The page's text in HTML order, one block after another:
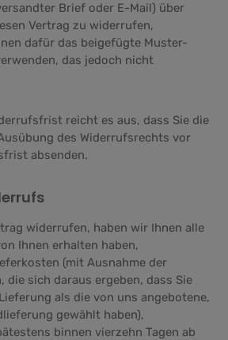
Brief oder E-Mail) über
Vertrag zu widerrufen,
dafür das beigefügte Muster-
das jedoch nicht
reicht es aus, dass Sie die
des Widerrufsrechts vor
absenden.
widerrufen, haben wir Ihnen alle
Ihnen erhalten haben,
(mit Ausnahme der
die sich daraus ergeben, dass Sie
als die von uns angebotene,
gewählt haben),
binnen vierzehn Tagen ab